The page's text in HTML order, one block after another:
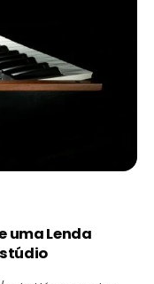
uma Lenda